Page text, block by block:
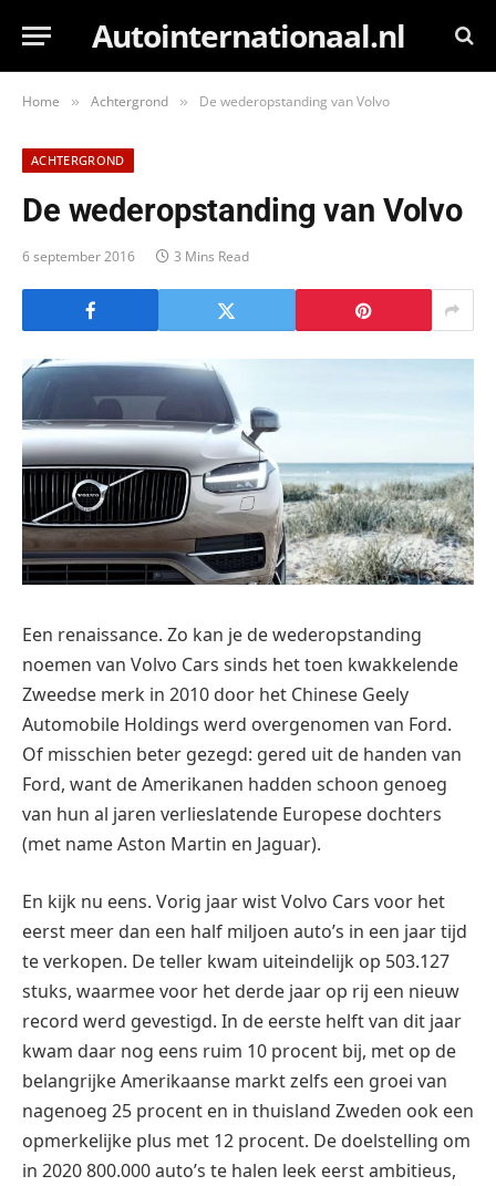
Autointernationaal.nl
Home » Achtergrond » De wederopstanding van Volvo
ACHTERGROND
De wederopstanding van Volvo
6 september 2016 3 Mins Read
Een renaissance. Zo kan je de wederopstanding
noemen van Volvo Cars sinds het toen kwakkelende
Zweedse merk in 2010 door het Chinese Geely
Automobile Holdings werd overgenomen van Ford.
Of misschien beter gezegd: gered uit de handen van
Ford, want de Amerikanen hadden schoon genoeg
van hun al jaren verlieslatende Europese dochters
(met name Aston Martin en Jaguar).
En kijk nu eens. Vorig jaar wist Volvo Cars voor het
eerst meer dan een half miljoen auto’s in een jaar tijd
te verkopen. De teller kwam uiteindelijk op 503.127
stuks, waarmee voor het derde jaar op rij een nieuw
record werd gevestigd. In de eerste helft van dit jaar
kwam daar nog eens ruim 10 procent bij, met op de
belangrijke Amerikaanse markt zelfs een groei van
nagenoeg 25 procent en in thuisland Zweden ook een
opmerkelijke plus met 12 procent. De doelstelling om
in 2020 800.000 auto’s te halen leek eerst ambitieus,